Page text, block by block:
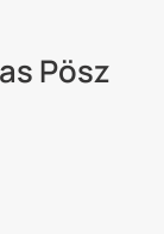
Pösz